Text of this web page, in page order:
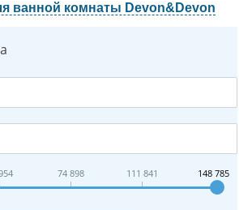
ванной комнаты Devon&Devon
74 898 111 841 148 785